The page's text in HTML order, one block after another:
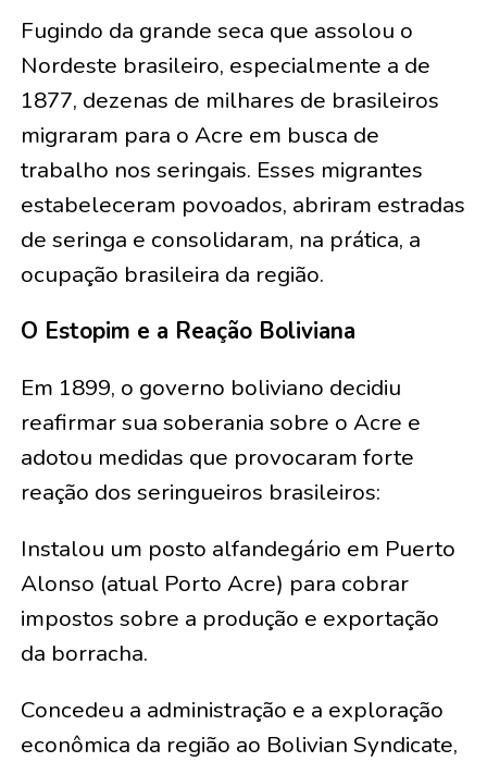
Fugindo da grande seca que assolou o
Nordeste brasileiro, especialmente a de
1877, dezenas de milhares de brasileiros
migraram para o Acre em busca de
trabalho nos seringais. Esses migrantes
estabeleceram povoados, abriram estradas
de seringa e consolidaram, na prática, a
ocupação brasileira da região.
O Estopim e a Reação Boliviana
Em 1899, o governo boliviano decidiu
reafirmar sua soberania sobre o Acre e
adotou medidas que provocaram forte
reação dos seringueiros brasileiros:
Instalou um posto alfandegário em Puerto
Alonso (atual Porto Acre) para cobrar
impostos sobre a produção e exportação
da borracha.
Concedeu a administração e a exploração
econômica da região ao Bolivian Syndicate,